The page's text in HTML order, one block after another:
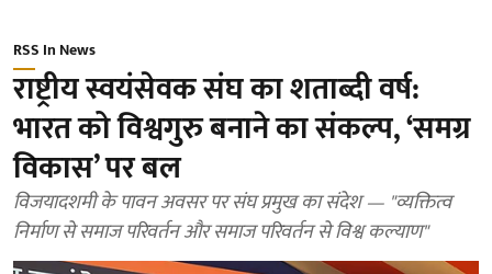
RSS In News
राष्ट्रीय स्वयंसेवक संघ का शताब्दी वर्ष:
भारत को विश्वगुरु बनाने का संकल्प, ‘समग्र
विकास’ पर बल
विजयादशमी के पावन अवसर पर संघ प्रमुख का संदेश — "व्यक्तित्व
निर्माण से समाज परिवर्तन और समाज परिवर्तन से विश्व कल्याण"